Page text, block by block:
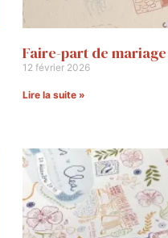
Faire-part de
12 février 2026
Lire la suite »